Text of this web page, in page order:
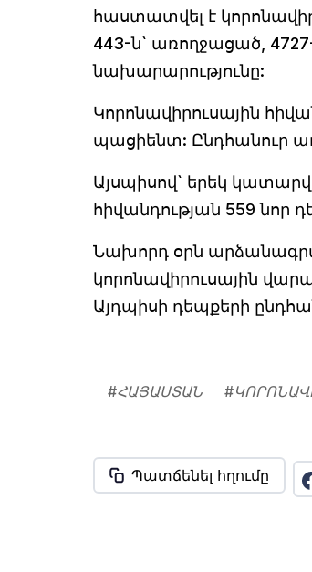
հաստատվել է
443-ն` առողջացած,
նախարարությունը:
Կորոնավիրուսային
պացիենտ: Ընդհանուր
Այսպիսով` երեկ
հիվանդության 559 նոր
Նախորդ օրն
կորոնավիրուսային
Այդպիսի դեպքերի
#ՀԱՅԱՍՏԱՆ #
Պատճենել հղումը